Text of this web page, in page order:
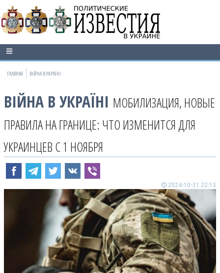
ГЛАВНАЯ ВІЙНА В УКРАЇНІ
ВІЙНА В УКРАЇНІ МОБИЛИЗАЦИЯ, НОВЫЕ
ПРАВИЛА НА ГРАНИЦЕ: ЧТО ИЗМЕНИТСЯ ДЛЯ
УКРАИНЦЕВ С 1 НОЯБРЯ
2024-10-31 22:15